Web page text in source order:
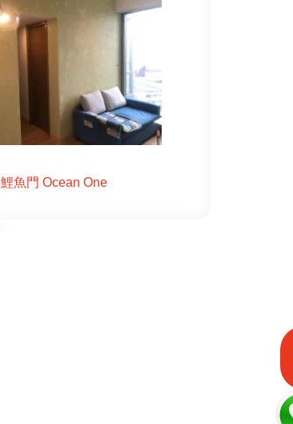
鯉魚門 Ocean One